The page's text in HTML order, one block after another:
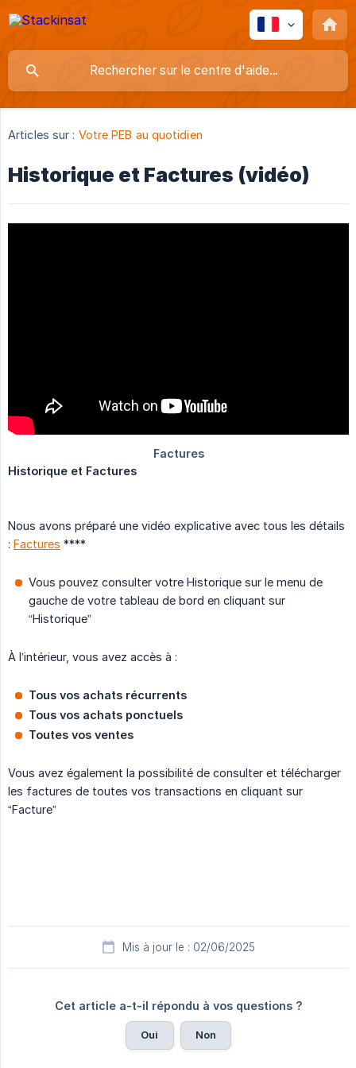
Articles sur : Votre PEB au quotidien
Historique et Factures (vidéo)
Historique et Factures
Nous avons préparé une vidéo explicative avec tous les détails
: Factures ****
Vous pouvez consulter votre Historique sur le menu de
gauche de votre tableau de bord en cliquant sur
“Historique”
À l’intérieur, vous avez accès à :
Tous vos achats récurrents
Tous vos achats ponctuels
Toutes vos ventes
Vous avez également la possibilité de consulter et télécharger
les factures de toutes vos transactions en cliquant sur
“Facture”
Mis à jour le : 02/06/2025
Cet article a-t-il répondu à vos questions ?
Oui Non